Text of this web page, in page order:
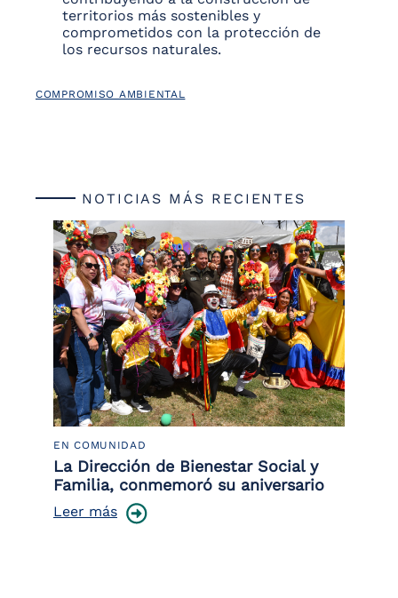
territorios más sostenibles y
comprometidos con la protección de
los recursos naturales.
COMPROMISO AMBIENTAL
NOTICIAS MÁS RECIENTES
EN COMUNIDAD
La Dirección de Bienestar Social y
Familia, conmemoró su aniversario
Leer más